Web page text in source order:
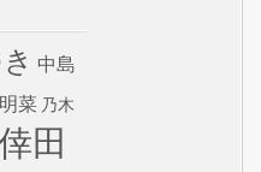
中島
菜 乃木
田